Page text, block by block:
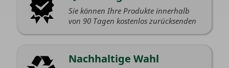
Sie können Ihre Produkte innerhalb
von 90 Tagen kostenlos zurücksenden
Nachhaltige Wahl